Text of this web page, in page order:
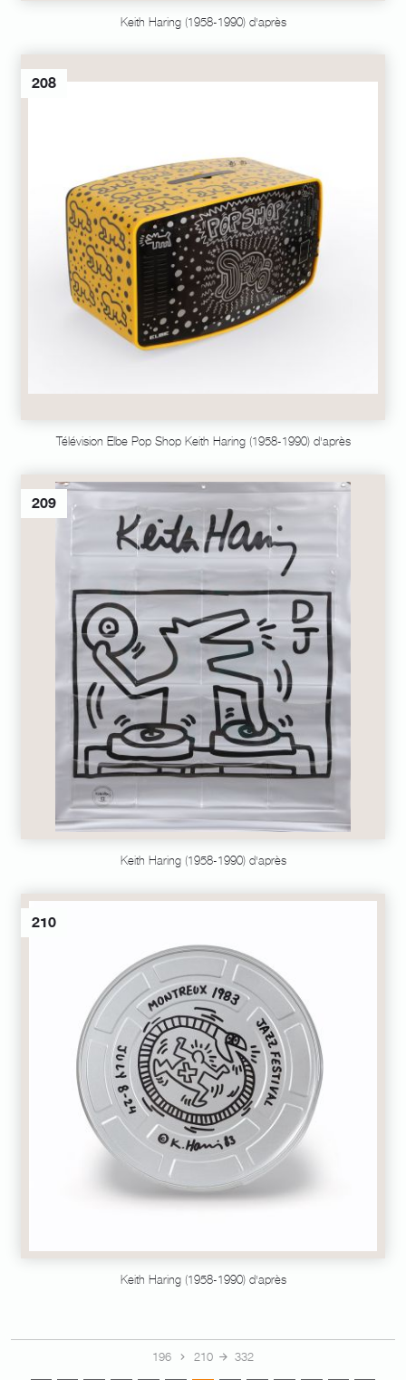
Keith Haring (1958-1990) d'après
208
Télévision Elbe Pop Shop Keith Haring (1958-1990) d'après
209
Keith Haring (1958-1990) d'après
210
Keith Haring (1958-1990) d'après
196 210 332